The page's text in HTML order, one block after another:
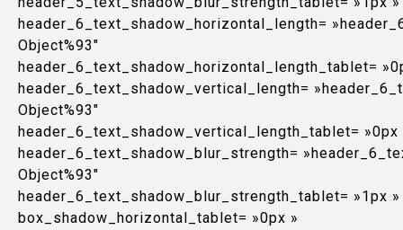
header_6_text_shadow_horizontal_length=
Object%93″
header_6_text_shadow_horizontal_length_tablet=
header_6_text_shadow_vertical_length=
Object%93″
header_6_text_shadow_vertical_length_tablet= »0px
header_6_text_shadow_blur_strength=
Object%93″
header_6_text_shadow_blur_strength_tablet= »1px »
box_shadow_horizontal_tablet= »0px »